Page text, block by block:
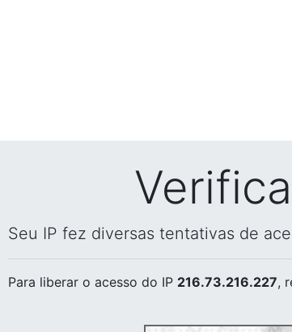
Seu IP fez diversas tentativas de
Para liberar o acesso do IP 216.73.216.227,